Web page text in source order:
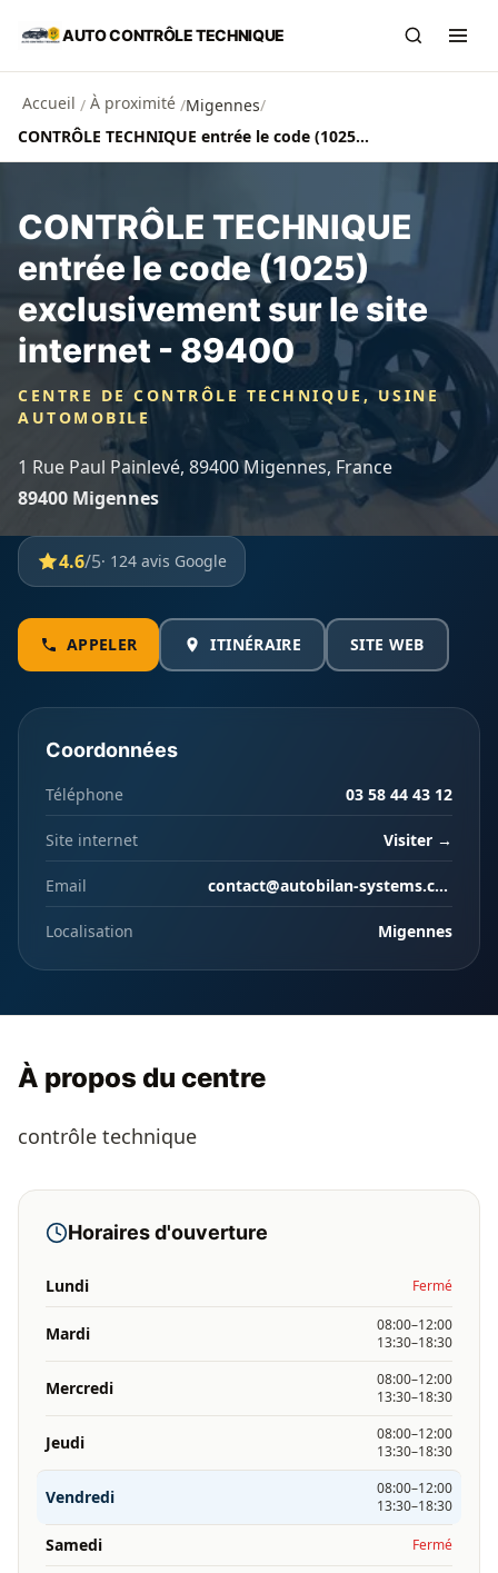
Aller au contenu principal
AUTO CONTRÔLE TECHNIQUE
Accueil / À proximité /Migennes/
CONTRÔLE TECHNIQUE entrée le code (1025) exclusivement sur le site internet - 89400
CONTRÔLE TECHNIQUE
entrée le code (1025)
exclusivement sur le site
internet - 89400
CENTRE DE CONTRÔLE TECHNIQUE, USINE
AUTOMOBILE
1 Rue Paul Painlevé, 89400 Migennes, France
89400 Migennes
4.6/5· 124 avis Google
APPELER ITINÉRAIRE SITE WEB
Coordonnées
Téléphone 03 58 44 43 12
Site internet Visiter →
Email contact@autobilan-systems.com
Localisation Migennes
À propos du centre
contrôle technique
Horaires d'ouverture
Lundi Fermé
Mardi
08:00–12:00
13:30–18:30
Mercredi
08:00–12:00
13:30–18:30
Jeudi
08:00–12:00
13:30–18:30
Vendredi
08:00–12:00
13:30–18:30
Samedi Fermé